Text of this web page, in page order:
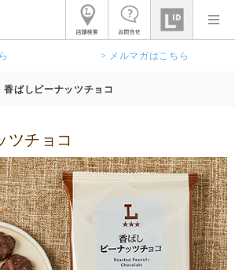
> メルマガはこちら
香ばしピーナッツチョコ
ツチョコ